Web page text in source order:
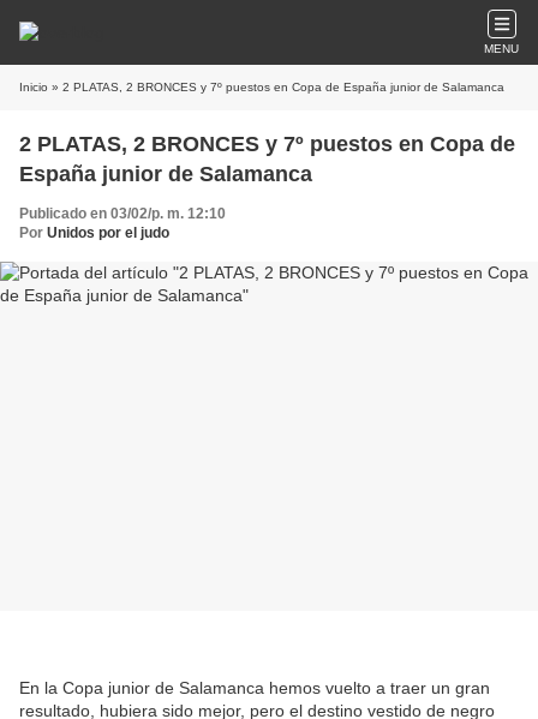
MENU
Inicio » 2 PLATAS, 2 BRONCES y 7º puestos en Copa de España junior de Salamanca
2 PLATAS, 2 BRONCES y 7º puestos en Copa de
España junior de Salamanca
Publicado en 03/02/p. m. 12:10
Por Unidos por el judo
En la Copa junior de Salamanca hemos vuelto a traer un gran
resultado, hubiera sido mejor, pero el destino vestido de negro